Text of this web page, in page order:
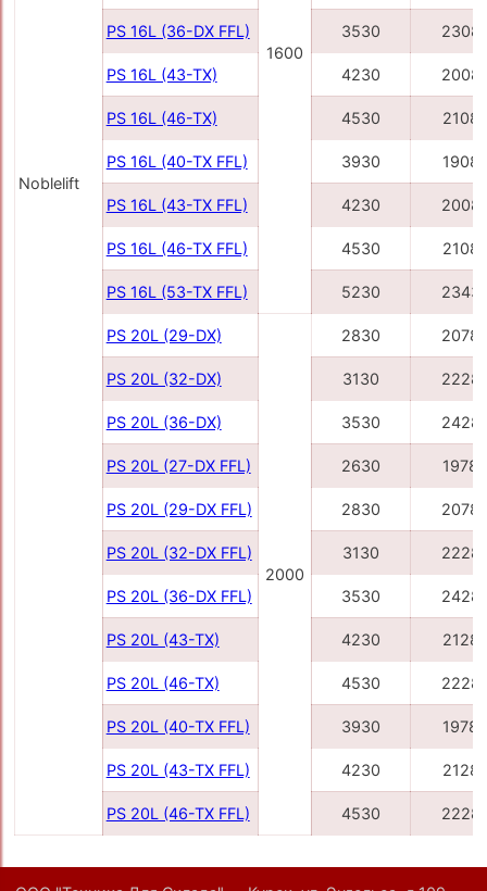
Noblelift
1600
PS 16L (36-DX FFL) 3530 2308
PS 16L (43-TX) 4230 2008
PS 16L (46-TX) 4530 2108
PS 16L (40-TX FFL) 3930 1908
PS 16L (43-TX FFL) 4230 2008
PS 16L (46-TX FFL) 4530 2108
PS 16L (53-TX FFL) 5230 2343
PS 20L (29-DX)
2000
2830 2078
PS 20L (32-DX) 3130 2228
PS 20L (36-DX) 3530 2428
PS 20L (27-DX FFL) 2630 1978
PS 20L (29-DX FFL) 2830 2078
PS 20L (32-DX FFL) 3130 2228
PS 20L (36-DX FFL) 3530 2428
PS 20L (43-TX) 4230 2128
PS 20L (46-TX) 4530 2228
PS 20L (40-TX FFL) 3930 1978
PS 20L (43-TX FFL) 4230 2128
PS 20L (46-TX FFL) 4530 2228